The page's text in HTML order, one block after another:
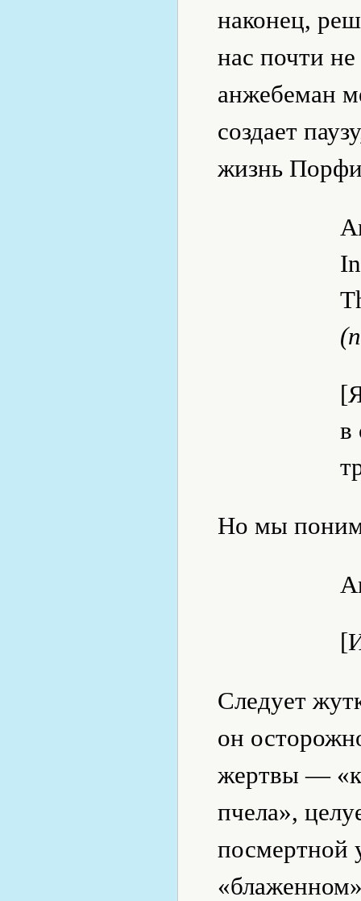
наконец,
нас почти
анжебеман
создает
жизнь
в
Но мы
Следует
он
жертвы —
пчела»,
посмертной